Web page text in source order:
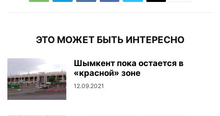
ЭТО МОЖЕТ БЫТЬ ИНТЕРЕСНО
Шымкент пока остается в
«красной» зоне
12.09.2021